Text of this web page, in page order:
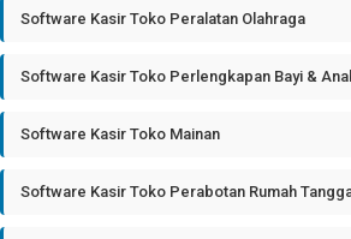
Software Kasir Toko Peralatan Olahraga
Software Kasir Toko Perlengkapan Bayi &
Software Kasir Toko Mainan
Software Kasir Toko Perabotan Rumah